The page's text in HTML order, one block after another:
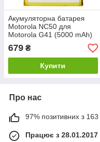
Акумуляторна батарея
Motorola NC50 для
Motorola G41 (5000 mAh)
(Original PRC)
679 ₴
Купити
Про нас
97% позитивних з 163
Працює з 28.01.2017